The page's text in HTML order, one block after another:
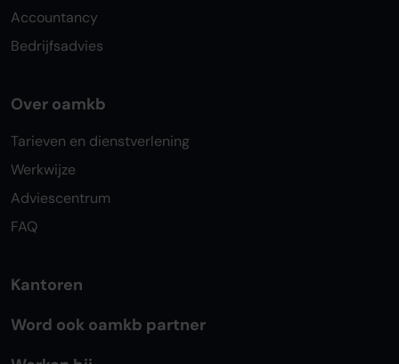
Accountancy
Bedrijfsadvies
Over oamkb
Tarieven en dienstverlening
Werkwijze
Adviescentrum
FAQ
Kantoren
Word ook oamkb partner